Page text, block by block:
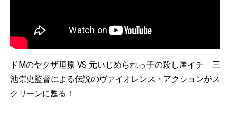
ドMのヤクザ垣原 VS 元いじめられっ子の殺し屋イチ 三
池崇史監督による伝説のヴァイオレンス・アクションがス
クリーンに甦る！